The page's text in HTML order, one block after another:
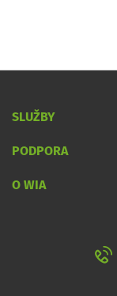
SLUŽBY
PODPORA
O WIA